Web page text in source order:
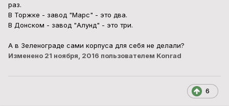
раз.
В Торжке - завод "Марс" - это два.
В Донском - завод "Алунд" - это три.
А в Зеленограде сами корпуса для себя не делали?
Изменено 21 ноября, 2016 пользователем Konrad
6